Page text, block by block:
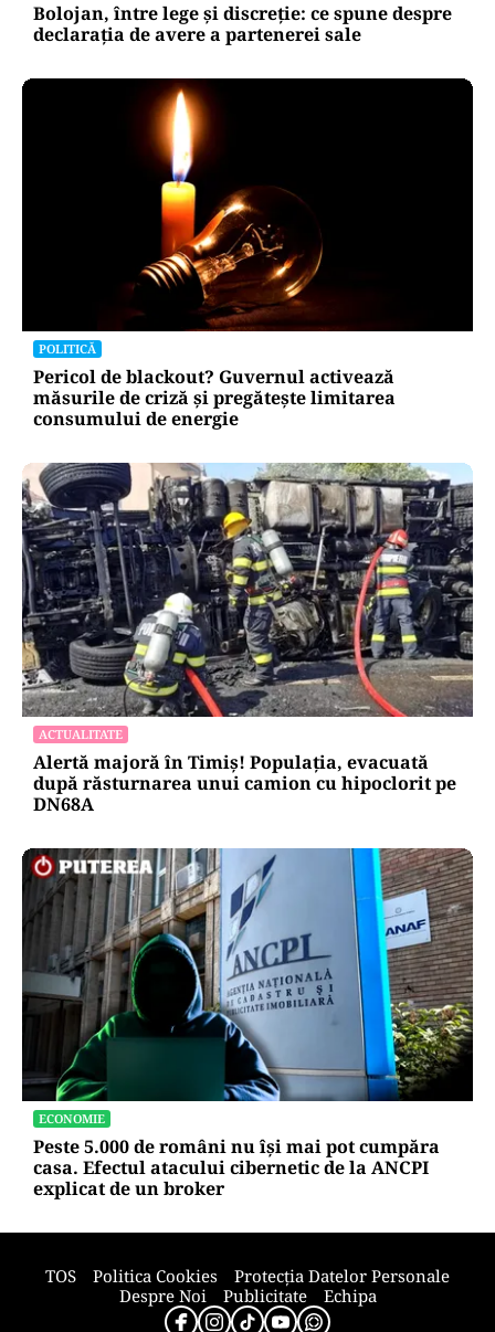
Bolojan, între lege și discreție: ce spune despre
declarația de avere a partenerei sale
POLITICĂ
Pericol de blackout? Guvernul activează
măsurile de criză și pregătește limitarea
consumului de energie
ACTUALITATE
Alertă majoră în Timiș! Populația, evacuată
după răsturnarea unui camion cu hipoclorit pe
DN68A
ECONOMIE
Peste 5.000 de români nu își mai pot cumpăra
casa. Efectul atacului cibernetic de la ANCPI
explicat de un broker
TOS Politica Cookies
Protecția Datelor Personale
Despre Noi
Publicitate Echipa